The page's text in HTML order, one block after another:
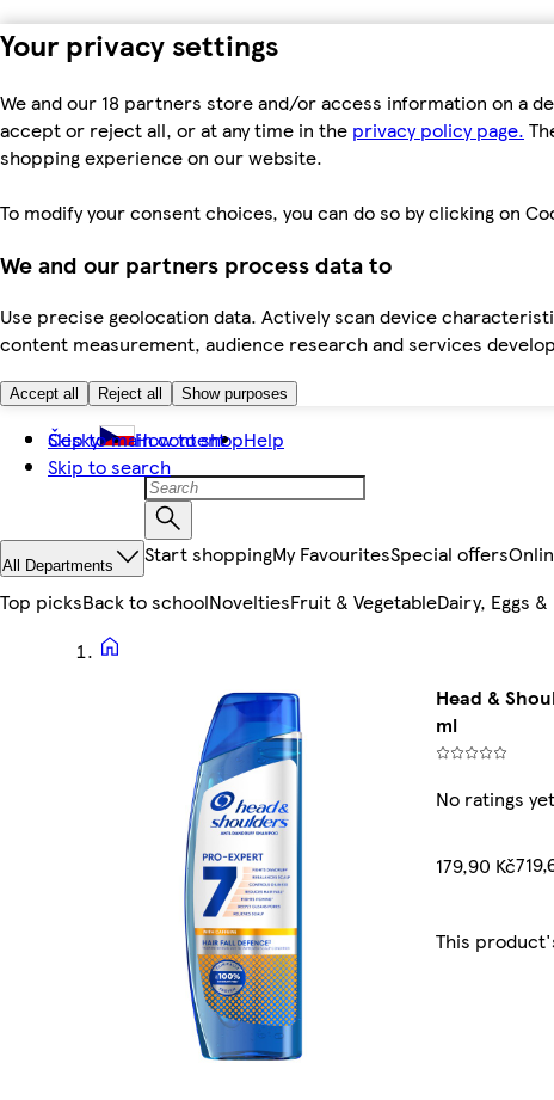
Your privacy settings
We and our 18 partners store and/or access information on a
accept or reject all, or at any time in the privacy policy page.
shopping experience on our website.
To modify your consent choices, you can do so by clicking on
We and our partners process data to
Use precise geolocation data. Actively scan device
content measurement, audience research and services
Accept all Reject all Show purposes
Skip to main content
Skip to search
Česky How to shopHelp
All Departments Start shoppingMy FavouritesSpecial offers
Top picksBack to schoolNoveltiesFruit & VegetableDairy, Eggs
Head &
ml
No ratings yet
179,90 Kč
This